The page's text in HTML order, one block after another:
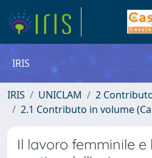
IRIS
IRIS UNICLAM
2
2.1 Contributo in volume
Il lavoro femminile